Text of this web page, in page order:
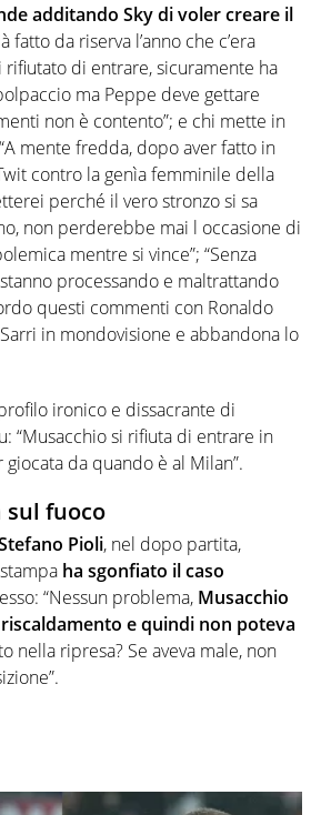
additando Sky di voler creare il
fatto da riserva l’anno che c’era
di entrare, sicuramente ha
ma Peppe deve gettare
non è contento”; e chi mette in
mente fredda, dopo aver fatto in
contro la genìa femminile della
perché il vero stronzo si sa
non perderebbe mai l occasione di
mentre si vince”; “Senza
processando e maltrattando
questi commenti con Ronaldo
in mondovisione e abbandona lo
ironico e dissacrante di
“Musacchio si rifiuta di entrare in
da quando è al Milan”.
sul fuoco
Pioli, nel dopo partita,
ha sgonfiato il caso
“Nessun problema, Musacchio
e quindi non poteva
nella ripresa? Se aveva male, non